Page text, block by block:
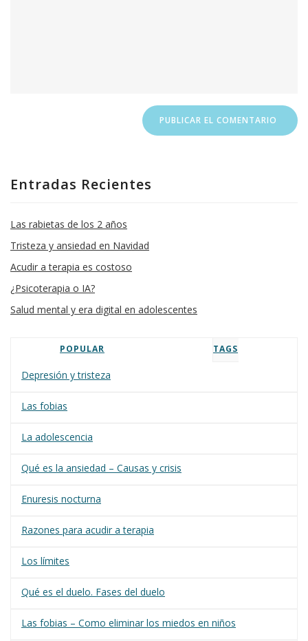
Entradas Recientes
Las rabietas de los 2 años
Tristeza y ansiedad en Navidad
Acudir a terapia es costoso
¿Psicoterapia o IA?
Salud mental y era digital en adolescentes
POPULAR TAGS
Depresión y tristeza
Las fobias
La adolescencia
Qué es la ansiedad – Causas y crisis
Enuresis nocturna
Razones para acudir a terapia
Los límites
Qué es el duelo. Fases del duelo
Las fobias – Como eliminar los miedos en niños